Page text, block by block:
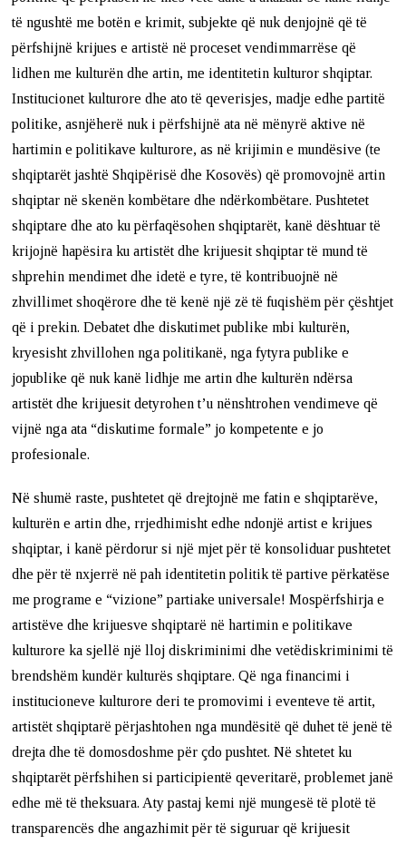
të ngushtë me botën e krimit, subjekte që nuk denjojnë që të
përfshijnë krijues e artistë në proceset vendimmarrëse që
lidhen me kulturën dhe artin, me identitetin kulturor shqiptar.
Institucionet kulturore dhe ato të qeverisjes, madje edhe partitë
politike, asnjëherë nuk i përfshijnë ata në mënyrë aktive në
hartimin e politikave kulturore, as në krijimin e mundësive (te
shqiptarët jashtë Shqipërisë dhe Kosovës) që promovojnë artin
shqiptar në skenën kombëtare dhe ndërkombëtare. Pushtetet
shqiptare dhe ato ku përfaqësohen shqiptarët, kanë dështuar të
krijojnë hapësira ku artistët dhe krijuesit shqiptar të mund të
shprehin mendimet dhe idetë e tyre, të kontribuojnë në
zhvillimet shoqërore dhe të kenë një zë të fuqishëm për çështjet
që i prekin. Debatet dhe diskutimet publike mbi kulturën,
kryesisht zhvillohen nga politikanë, nga fytyra publike e
jopublike që nuk kanë lidhje me artin dhe kulturën ndërsa
artistët dhe krijuesit detyrohen t’u nënshtrohen vendimeve që
vijnë nga ata “diskutime formale” jo kompetente e jo
profesionale.
Në shumë raste, pushtetet që drejtojnë me fatin e shqiptarëve,
kulturën e artin dhe, rrjedhimisht edhe ndonjë artist e krijues
shqiptar, i kanë përdorur si një mjet për të konsoliduar pushtetet
dhe për të nxjerrë në pah identitetin politik të partive përkatëse
me programe e “vizione” partiake universale! Mospërfshirja e
artistëve dhe krijuesve shqiptarë në hartimin e politikave
kulturore ka sjellë një lloj diskriminimi dhe vetëdiskriminimi të
brendshëm kundër kulturës shqiptare. Që nga financimi i
institucioneve kulturore deri te promovimi i eventeve të artit,
artistët shqiptarë përjashtohen nga mundësitë që duhet të jenë të
drejta dhe të domosdoshme për çdo pushtet. Në shtetet ku
shqiptarët përfshihen si participientë qeveritarë, problemet janë
edhe më të theksuara. Aty pastaj kemi një mungesë të plotë të
transparencës dhe angazhimit për të siguruar që krijuesit